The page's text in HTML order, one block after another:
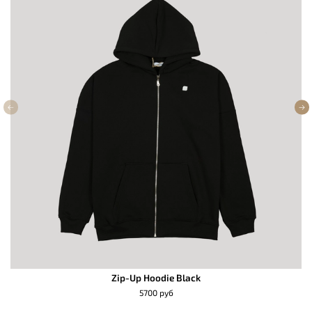
Zip-Up Hoodie Black
5700 руб